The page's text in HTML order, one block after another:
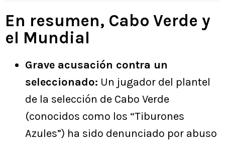
En resumen, Cabo Verde y
el Mundial
Grave acusación contra un
seleccionado: Un jugador del plantel
de la selección de Cabo Verde
(conocidos como los “Tiburones
Azules”) ha sido denunciado por abuso